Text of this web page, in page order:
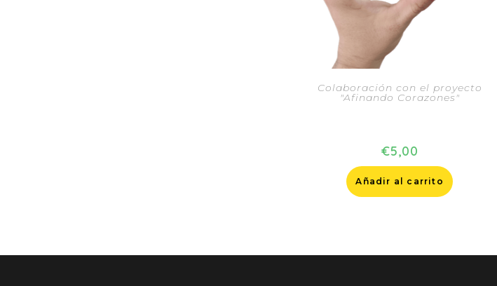
Colaboración con el proyecto
"Afinando Corazones"
€5,00
Añadir al carrito